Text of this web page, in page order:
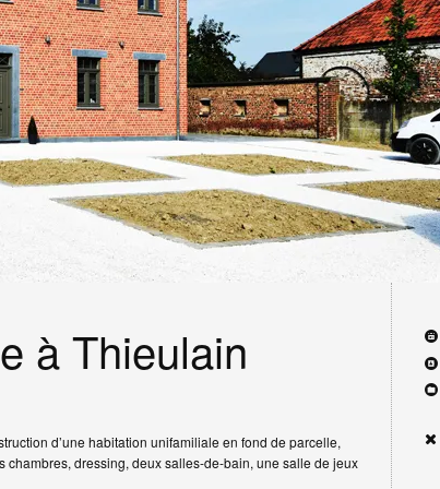
à Thieulain
d’une habitation unifamiliale en fond de parcelle,
dressing, deux salles-de-bain, une salle de jeux